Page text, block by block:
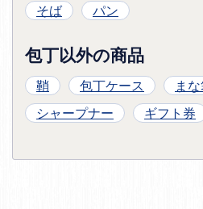
そば パン
包丁以外の商品
鞘 包丁ケース ま
シャープナー
ギフト券